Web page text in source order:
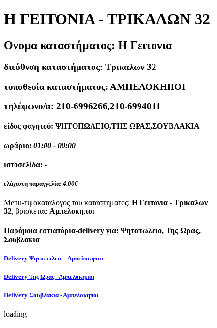
Η ΓΕΙΤΟΝΙΑ - ΤΡΙΚΑΛΩΝ 32
Ονομα καταστήματος: Η Γειτονια
διεύθνση καταστήματος: Τρικαλων 32
τοποθεσία καταστήματος: ΑΜΠΕΛΟΚΗΠΟΙ
τηλέφωνο/α: 210-6996266,210-6994011
είδος φαγητού: ΨΗΤΟΠΩΛΕΙΟ,ΤΗΣ ΩΡΑΣ,ΣΟΥΒΛΑΚΙΑ
ωράριο: 01:00 - 00:00
ιστοσελίδα: -
ελάχιστη παραγγελία: 4.00€
Menu-τιμοκαταλογος του καταστηματος: Η Γειτονια - Τρικαλων
32, βρισκεται: Αμπελοκηποι
Παρόμοια εστιατόρια-delivery για: Ψητοπωλειο, Της Ωρας,
Σουβλακια
Delivery Ψητοπωλειο - Αμπελοκηποι
Delivery Της Ωρας - Αμπελοκηποι
Delivery Σουβλακια - Αμπελοκηποι
loading